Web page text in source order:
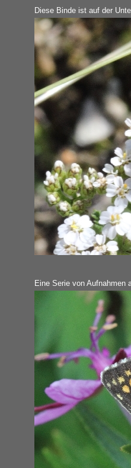
Diese Binde ist auf der
Eine Serie von Aufnahmen